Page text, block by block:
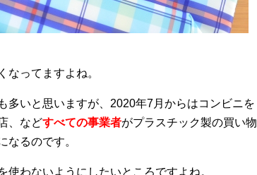
なってますよね。
多いと思いますが、2020年7月からはコンビニを
、などすべての事業者がプラスチック製の買い物
なるのです。
わないようにしたいところですよね。